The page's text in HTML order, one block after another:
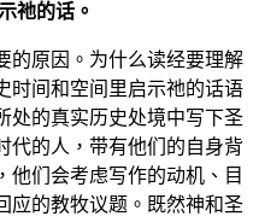
祂的话。
的原因。为什么读经要理解
时间和空间里启示祂的话语
处的真实历史处境中写下圣
代的人，带有他们的自身背
他们会考虑写作的动机、目
应的教牧议题。既然神和圣